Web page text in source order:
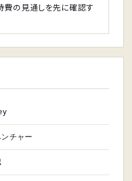
費の見通しを先に確認す
チャー